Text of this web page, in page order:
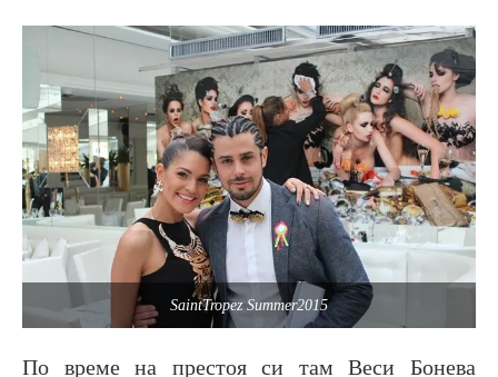
SaintTropez Summer2015
По време на престоя си там Веси Бонева